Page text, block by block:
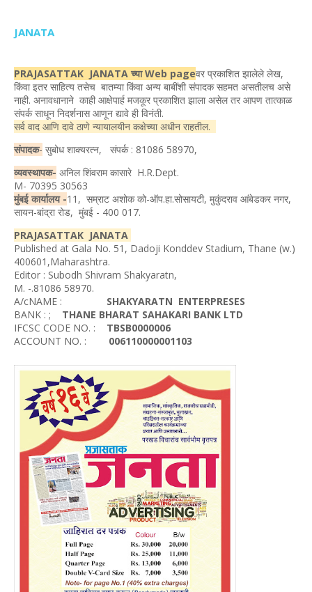
JANATA
PRAJASATTAK JANATA च्या Web pageवर प्रकाशित झालेले लेख,
किंवा इतर साहित्य तसेच बातम्या किंवा अन्य बाबींशी संपादक सहमत असतीलच असे
नाही. अनावधानाने काही आक्षेपार्ह मजकूर प्रकाशित झाला असेल तर आपण तात्काळ
संपर्क साधून निदर्शनास आणून द्यावे ही विनंती.
सर्व वाद आणि दावे ठाणे न्यायालयीन कक्षेच्या अधीन राहतील.
संपादक- सुबोध शाक्यरत्न, संपर्क : 81086 58970,
व्यवस्थापक- अनिल शिंवराम कासारे H.R.Dept.
M- 70395 30563
मुंबई कार्यालय -11, सम्राट अशोक को-ऑप.हा.सोसायटी, मुकुंदराव आंबेडकर नगर,
सायन-बांद्रा रोड, मुंबई - 400 017.
PRAJASATTAK JANATA
Published at Gala No. 51, Dadoji Konddev Stadium, Thane (w.)
400601,Maharashtra.
Editor : Subodh Shivram Shakyaratn,
M. -.81086 58970.
A/cNAME : SHAKYARATN ENTERPRESES
BANK : ; THANE BHARAT SAHAKARI BANK LTD
IFCSC CODE NO. : TBSB0000006
ACCOUNT NO. : 006110000001103